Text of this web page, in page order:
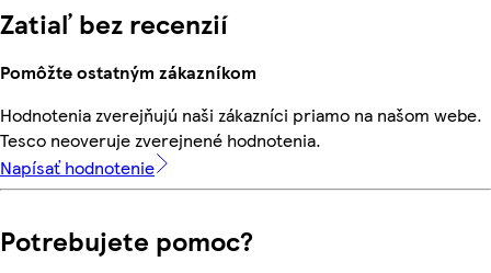
Zatiaľ bez recenzií
Pomôžte ostatným zákazníkom
Hodnotenia zverejňujú naši zákazníci priamo na našom webe.
Tesco neoveruje zverejnené hodnotenia.
Napísať hodnotenie
Potrebujete pomoc?